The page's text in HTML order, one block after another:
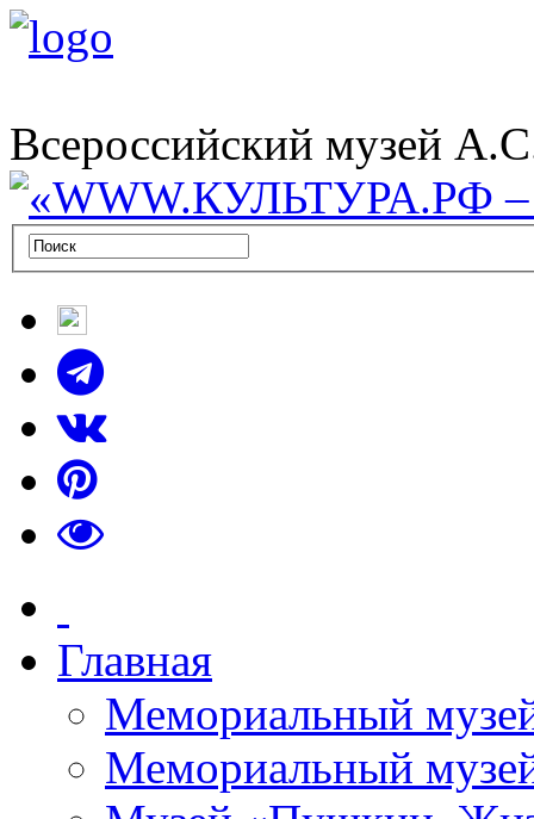
Всероссийский музей
Главная
Мемориальный
Мемориальный